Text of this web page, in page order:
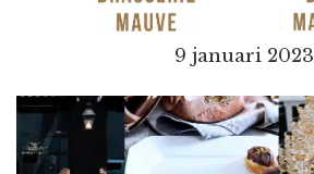
9 januari 2023